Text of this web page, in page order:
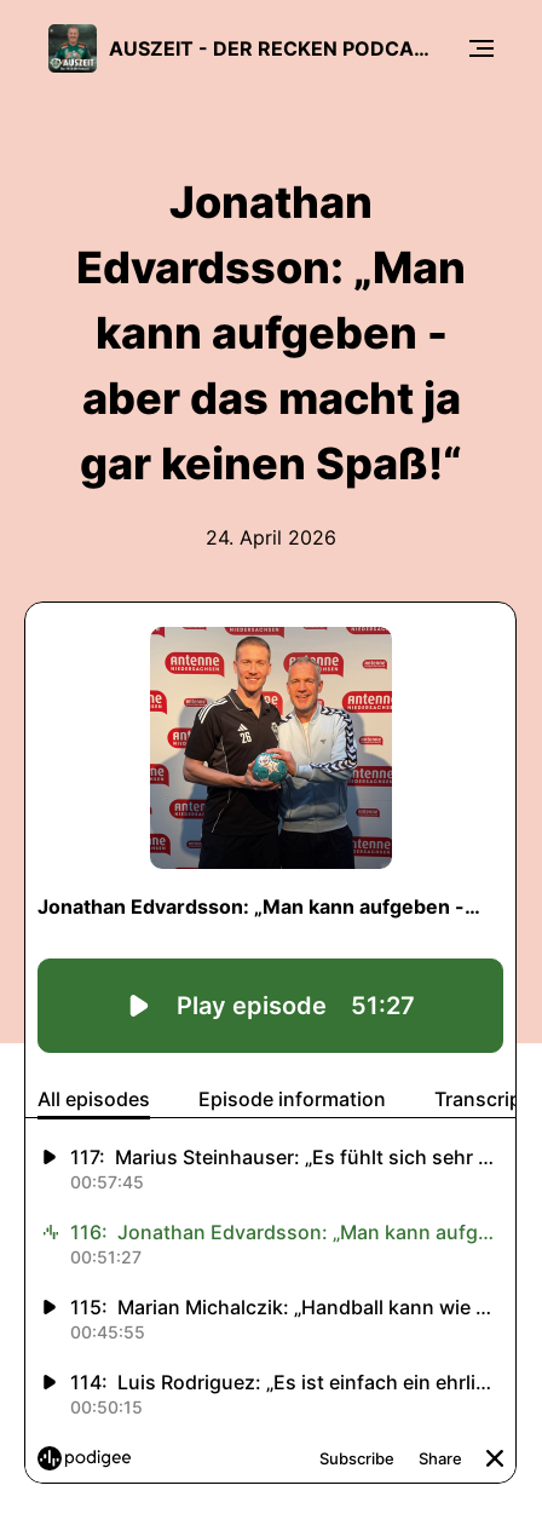
AUSZEIT - DER RECKEN PODCAST
Jonathan
Edvardsson: „Man
kann aufgeben -
aber das macht ja
gar keinen Spaß!“
24. April 2026